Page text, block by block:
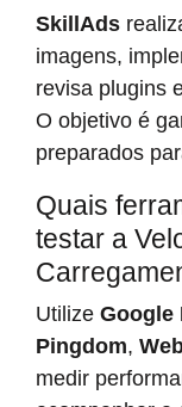
SkillAds
imagens,
revisa plugins
O objetivo é
preparados
Quais
testar a
Utilize Google
Pingdom,
medir